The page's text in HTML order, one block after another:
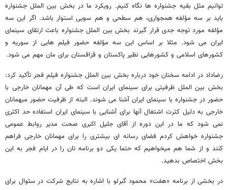
توانیم مثل بقیه جشنواره ها نگاه کنیم. رویکرد ما در بخش بین الملل جشنواره
باید بر سه مؤلفه همجواری، هم سطحی و هم سویی استوار باشد. اگر این سه
مؤلفه مورد توجه جدی قرار گیرند بخش بین الملل جشنواره باعث ارتقای سینمای
ایران می شود. مثلا بر اساس این سه مؤلفه حضور فیلم هایی از سوریه و
کشورهای اسلامی و کشورهایی نظیر پاکستان و قزاقستان برای مان مهم می شود.
رضاداد در ادامه سخنان خود درباره بخش بین الملل جشنواره فیلم فجر تأکید کرد:
بخش بین الملل ظرفیتی برای سینمای ایران است که طی آن مهمانان خارجی با
حضور در جشنواره با سینمای ایران آشنا می شوند. البته از ظرفیت حضور میهمانان
خارجی به دلیل کثرت اشتغال آنها برای آشنایی با سینمای ایران استفاده حد اکثری
نمی شود که ما در این دوره از آقای جلیل اکبری صحت مدیر روابط عمومی
جشنواره خواهش کردم فضای رسانه ای بیشتری را برای مهمانان خارجی فراهم
کنند و از شما هم میخواهیم که حتما یکی دو برنامه تان را در ایام فجر به این
بخش اختصاص بدهید.
در بخشی از برنامه «هفت» محمود گبرلو با اشاره به نتایج شرکت در سئوال برای